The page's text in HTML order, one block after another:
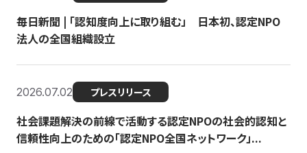
毎日新聞 | 「認知度向上に取り組む」 日本初、認定NPO
法人の全国組織設立
2026.07.02 プレスリリース
社会課題解決の前線で活動する認定NPOの社会的認知と
信頼性向上のための「認定NPO全国ネットワーク」...